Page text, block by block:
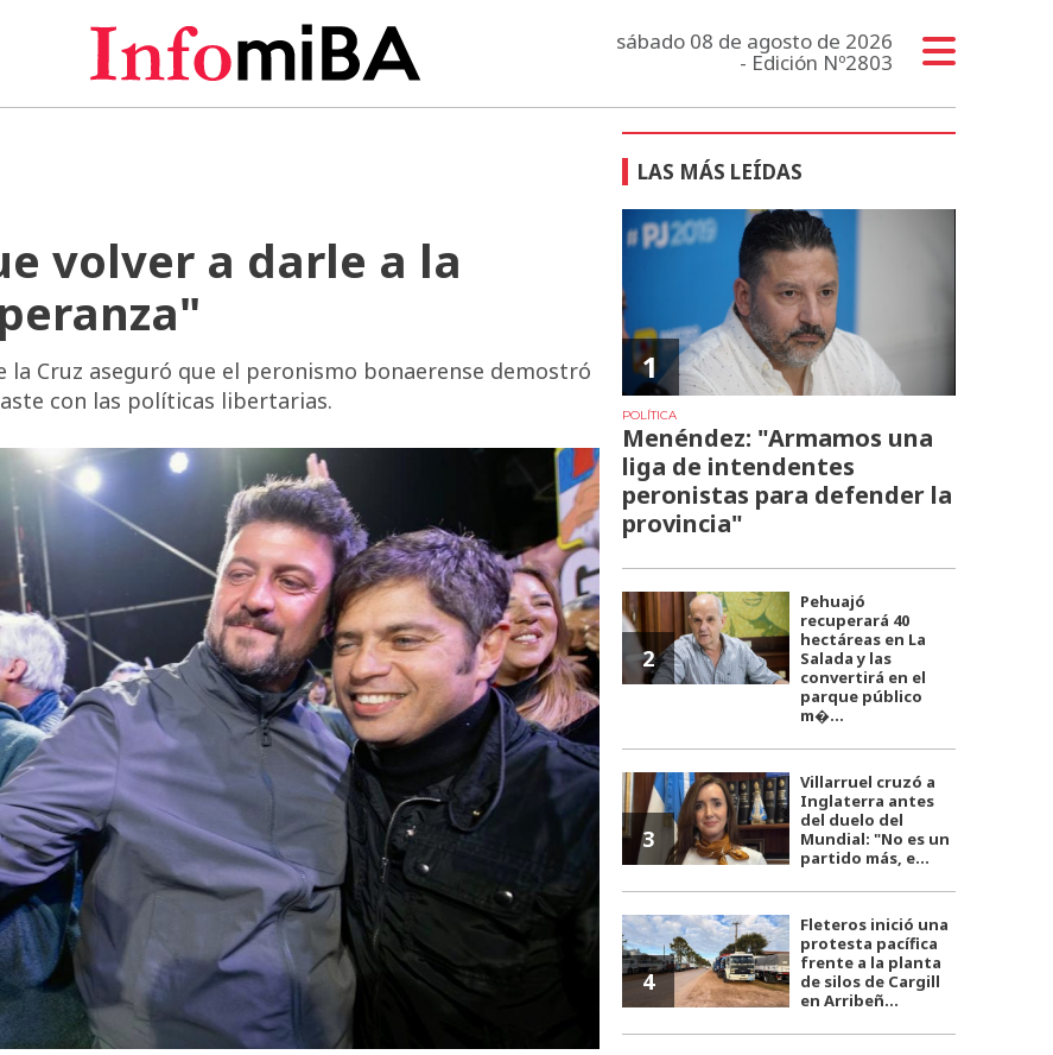
sábado 08 de agosto de 2026
- Edición Nº2803
volver a darle a la
la Cruz aseguró que el peronismo bonaerense demostró
con las políticas libertarias.
LAS MÁS LEÍDAS
1
POLÍTICA
Menéndez: "Armamos una
liga de intendentes
peronistas para defender la
provincia"
2
Pehuajó
recuperará 40
hectáreas en La
Salada y las
convertirá en el
parque público
m�...
3
Villarruel cruzó a
Inglaterra antes
del duelo del
Mundial: "No es un
partido más, e...
4
Fleteros inició una
protesta pacífica
frente a la planta
de silos de Cargill
en Arribeñ...